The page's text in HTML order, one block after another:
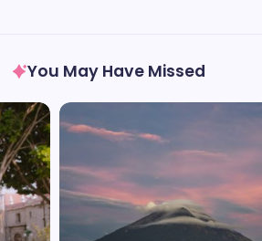
You May Have Missed